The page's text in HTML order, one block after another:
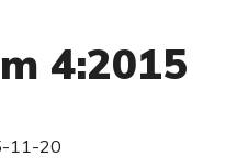
4:2015
11-20